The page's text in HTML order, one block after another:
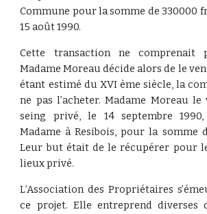
Commune pour la somme de 330000
15 août 1990.
Cette transaction ne comprenait
Madame Moreau décide alors de le
étant estimé du XVI ème siècle, la
ne pas l’acheter. Madame Moreau le
seing privé, le 14 septembre
Madame à Resibois, pour la somme
Leur but était de le récupérer pour
lieux privé.
L’Association des Propriétaires
ce projet. Elle entreprend diverses